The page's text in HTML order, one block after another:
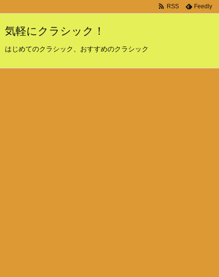
気軽にクラシック！
はじめてのクラシック、おすすめのクラシック
RSS Feedly